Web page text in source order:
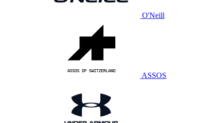
O'Neill
ASSOS